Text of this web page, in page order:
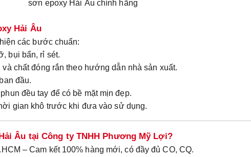
sơn epoxy Hải Âu chính hãng
Hải Âu
các bước chuẩn:
bụi bẩn, rỉ sét.
và chất đóng rắn theo hướng dẫn nhà sản xuất.
đầu.
đều tay để có bề mặt mịn đẹp.
gian khô trước khi đưa vào sử dụng.
Âu tại Công ty TNHH Phương Mỹ Lợi?
– Cam kết 100% hàng mới, có đầy đủ CO, CQ.